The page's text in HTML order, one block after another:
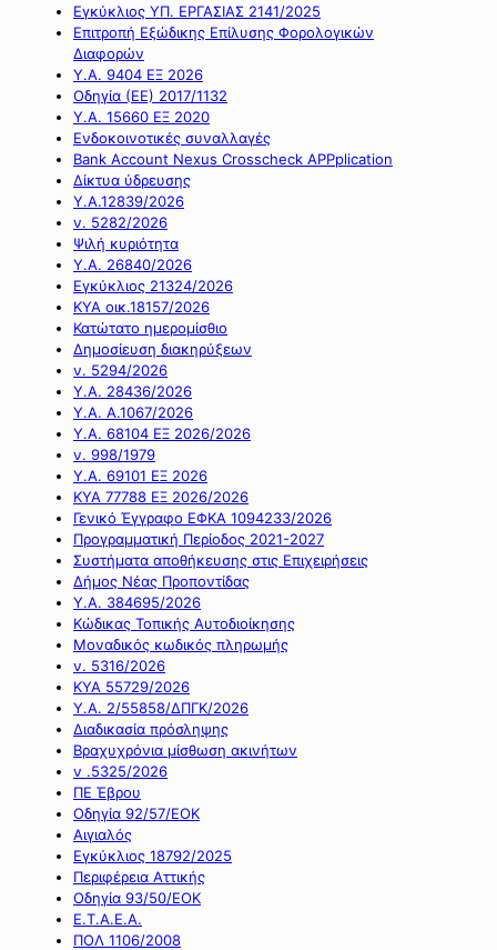
Εγκύκλιος ΥΠ. ΕΡΓΑΣΙΑΣ 2141/2025
Επιτροπή Εξώδικης Επίλυσης Φορολογικών
Διαφορών
Υ.Α. 9404 ΕΞ 2026
Οδηγία (ΕΕ) 2017/1132
Υ.Α. 15660 ΕΞ 2020
Ενδοκοινοτικές συναλλαγές
Bank Account Nexus Crosscheck APPplication
Δίκτυα ύδρευσης
Υ.Α.12839/2026
ν. 5282/2026
Ψιλή κυριότητα
Υ.Α. 26840/2026
Εγκύκλιος 21324/2026
ΚΥΑ οικ.18157/2026
Κατώτατο ημερομίσθιο
Δημοσίευση διακηρύξεων
ν. 5294/2026
Υ.Α. 28436/2026
Υ.Α. Α.1067/2026
Υ.Α. 68104 ΕΞ 2026/2026
ν. 998/1979
Υ.Α. 69101 ΕΞ 2026
ΚΥΑ 77788 ΕΞ 2026/2026
Γενικό Έγγραφο ΕΦΚΑ 1094233/2026
Προγραμματική Περίοδος 2021-2027
Συστήματα αποθήκευσης στις Επιχειρήσεις
Δήμος Νέας Προποντίδας
Υ.Α. 384695/2026
Κώδικας Τοπικής Αυτοδιοίκησης
Μοναδικός κωδικός πληρωμής
ν. 5316/2026
ΚΥΑ 55729/2026
Υ.Α. 2/55858/ΔΠΓΚ/2026
Διαδικασία πρόσληψης
Βραχυχρόνια μίσθωση ακινήτων
ν .5325/2026
ΠΕ Έβρου
Οδηγία 92/57/ΕΟΚ
Αιγιαλός
Εγκύκλιος 18792/2025
Περιφέρεια Αττικής
Οδηγία 93/50/ΕΟΚ
Ε.Τ.Α.Ε.Α.
ΠΟΛ 1106/2008